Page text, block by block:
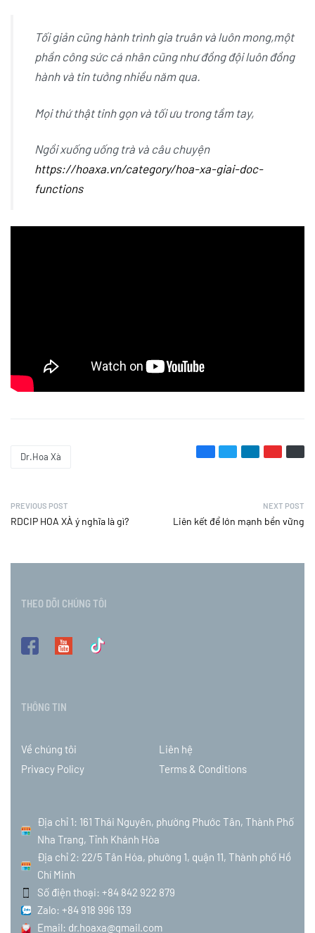
Tối giản cũng hành trình gia truân và luôn mong,một
phần công sức cá nhân cũng như đồng đội luôn đồng
hành và tin tưởng nhiều năm qua.
Mọi thứ thật tinh gọn và tối ưu trong tầm tay,
Ngồi xuống uống trà và câu chuyện
https://hoaxa.vn/category/hoa-xa-giai-doc-
functions
Dr.Hoa Xà
PREVIOUS POST
RDCIP HOA XÀ ý nghĩa là gì?
NEXT POST
Liên kết để lớn mạnh bền vững
THEO DÕI CHÚNG TÔI
THÔNG TIN
Về chúng tôi
Liên hệ
Privacy Policy
Terms & Conditions
Địa chỉ 1: 161 Thái Nguyên, phường Phước Tân, Thành Phố
Nha Trang, Tỉnh Khánh Hòa
Địa chỉ 2: 22/5 Tân Hóa, phường 1, quận 11, Thành phố Hồ
Chí Minh
Số điện thoại: +84 842 922 879
Zalo: +84 918 996 139
Email: dr.hoaxa@gmail.com